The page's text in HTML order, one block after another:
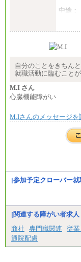
中途：
（１
※経験
※業務
※試用
自分のことをきちんと
就職活動に臨むことが
M.I さん
心臓機能障がい
M.Iさんのメッセージを
[参加予定クローバー
[関連する障がい者求
商社
専門職関連 従
通院配慮